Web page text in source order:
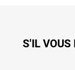
S'IL VOUS